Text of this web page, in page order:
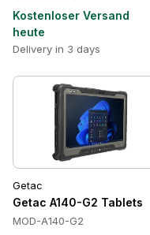
Kostenloser Versand
heute
Delivery in 3 days
Getac
Getac A140-G2 Tablets
MOD-A140-G2